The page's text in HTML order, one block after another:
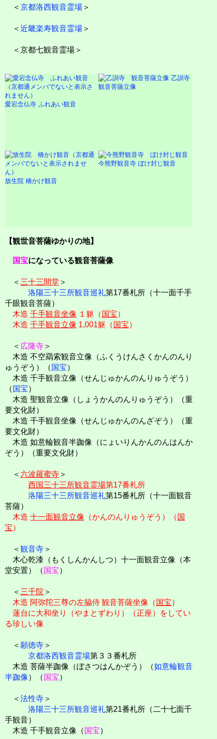
＜ 京都洛西観音霊場 ＞
＜ 近畿楽寿観音霊場 ＞
＜京都七観音霊場＞
愛宕念仏寺 ふれあい観音
乙訓寺
観音菩薩立像
放生院 橋かけ観音
今熊野観音寺 ぼけ封じ観音
【観世音菩薩ゆかりの地】
国宝になっている観音菩薩像
＜ 三十三間堂 ＞
洛陽三十三所観音巡礼第17番札所（十一面千手
千眼観音菩薩）
木造 千手観音坐像 １躯（ 国宝）
木造 千手観音立像 1,001躯（ 国宝）
＜ 広隆寺 ＞
木造 不空羂索観音立像（ふくうけんさくかんのんり
ゅうぞう）（ 国宝）
木造 千手観音立像（せんじゅかんのんりゅうぞう）
（ 国宝）
木造 聖観音立像（しょうかんのんりゅうぞう）（重
要文化財）
木造 千手観音坐像（せんじゅかんのんざぞう）（重
要文化財）
木造 如意輪観音半跏像（にょいりんかんのんはんか
ぞう）（重要文化財）
＜ 六波羅蜜寺 ＞
西国三十三所観音霊場第17番札所
洛陽三十三所観音巡礼第15番札所（十一面観音
菩薩）
木造 十一面観音立像 （かんのんりゅうぞう）（ 国
宝）
＜ 観音寺 ＞
木心乾漆（もくしんかんしつ）十一面観音立像（本
堂安置）（ 国宝）
＜ 三千院 ＞
木造 阿弥陀三尊の左脇侍 観音菩薩坐像（ 国宝）
蓮台に大和坐り（やまとずわり）（正座）をしてい
る珍しい像
＜ 願徳寺 ＞
京都洛西観音霊場第３３番札所
木造 菩薩半跏像（ぼさつはんかぞう）（如意輪観音
半跏像）（ 国宝）
＜ 法性寺 ＞
洛陽三十三所観音巡礼第21番札所（二十七面千
手観音）
木造 千手観音立像（ 国宝）